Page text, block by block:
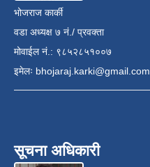
भोजराज कार्की
वडा अध्यक्ष ७ नं./ प्रवक्ता
मोवाईल नं.: ९८५२८५१००७
इमेलः bhojaraj.karki@gmail.com
सूचना अधिकारी